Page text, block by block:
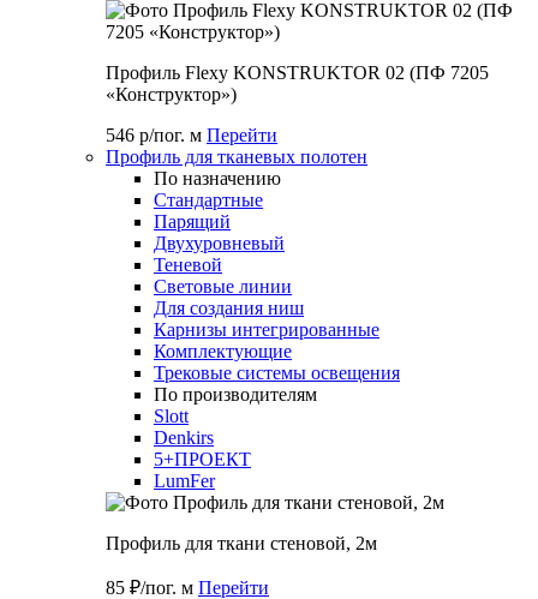
Профиль Flexy KONSTRUKTOR 02 (ПФ 7205
«Конструктор»)
546 р/пог. м Перейти
Профиль для тканевых полотен
По назначению
Стандартные
Парящий
Двухуровневый
Теневой
Световые линии
Для создания ниш
Карнизы интегрированные
Комплектующие
Трековые системы освещения
По производителям
Slott
Denkirs
5+ПРОЕКТ
LumFer
Профиль для ткани стеновой, 2м
85 ₽/пог. м Перейти